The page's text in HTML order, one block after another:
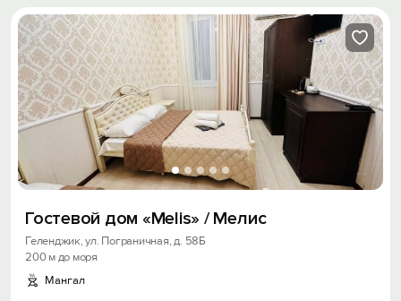
Гостевой дом «Melis» / Мелис
Геленджик, ул. Пограничная, д. 58Б
200 м до моря
Мангал